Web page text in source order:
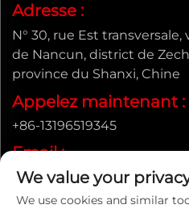
Adresse :
N° 30, rue Est
de Nancun, district de
province du Shanxi, Chine
Appelez maintenant :
+86-13196519345
Email :
[email protected]
We value your
We use cookies and similar